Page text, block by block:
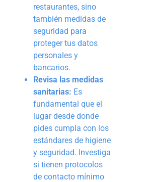
restaurantes, sino
también medidas de
seguridad para
proteger tus datos
personales y
bancarios.
Revisa las medidas
sanitarias: Es
fundamental que el
lugar desde donde
pides cumpla con los
estándares de higiene
y seguridad. Investiga
si tienen protocolos
de contacto mínimo